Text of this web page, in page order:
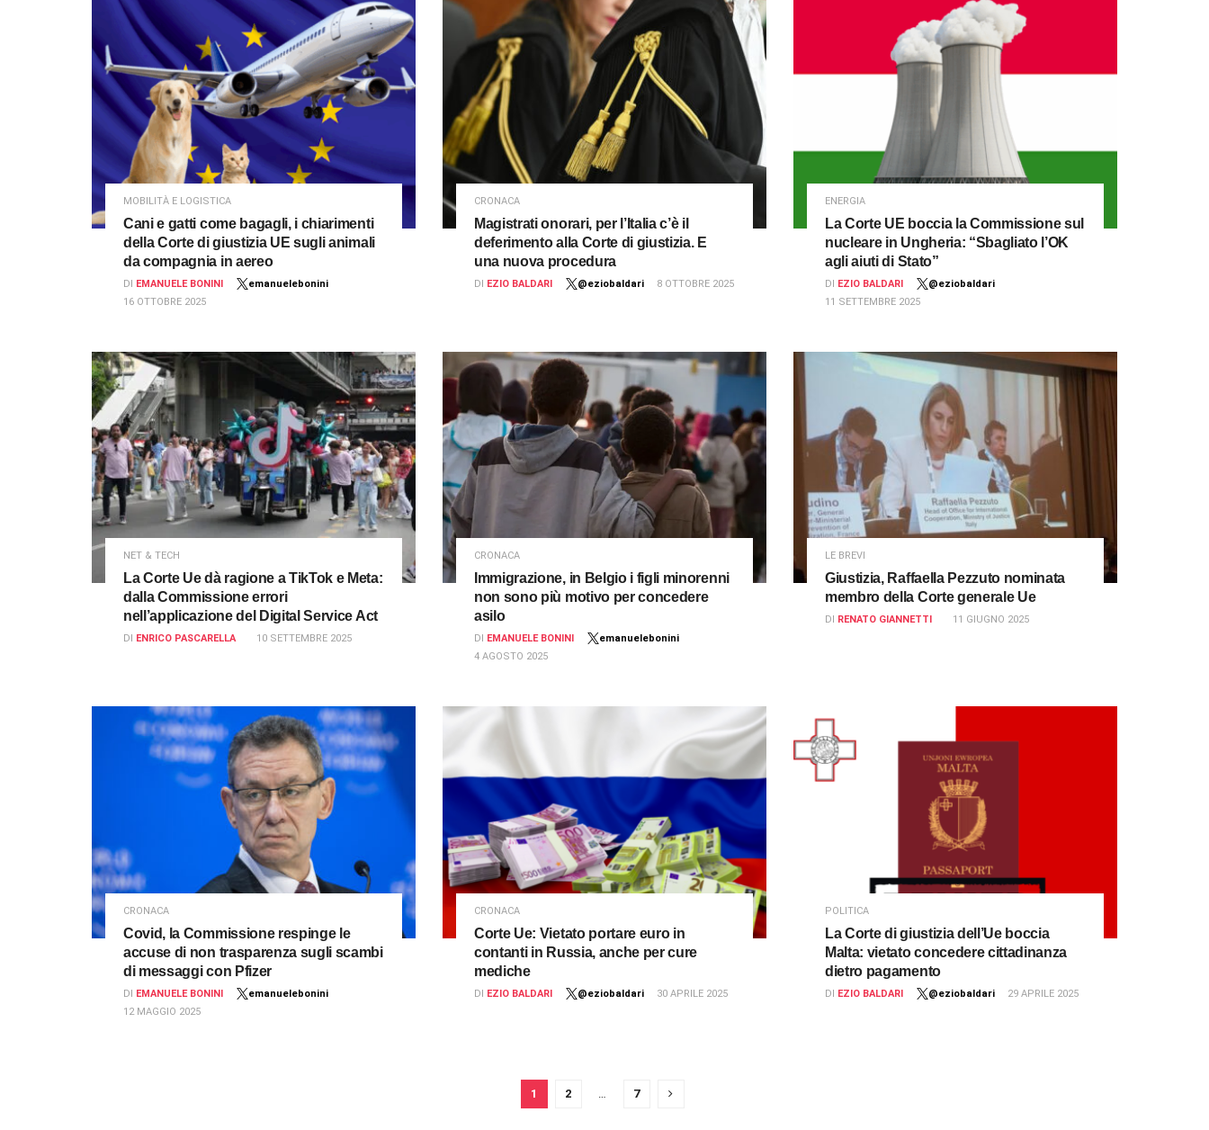
MOBILITÀ E LOGISTICA
Cani e gatti come bagagli, i chiarimenti
della Corte di giustizia UE sugli animali
da compagnia in aereo
DI EMANUELE BONINI
emanuelebonini
16 OTTOBRE 2025
CRONACA
Magistrati onorari, per l’Italia c’è il
deferimento alla Corte di giustizia. E
una nuova procedura
DI EZIO BALDARI @eziobaldari 8 OTTOBRE 2025
ENERGIA
La Corte UE boccia la Commissione sul
nucleare in Ungheria: “Sbagliato l’OK
agli aiuti di Stato”
DI EZIO BALDARI
@eziobaldari
11 SETTEMBRE 2025
NET & TECH
La Corte Ue dà ragione a TikTok e Meta:
dalla Commissione errori
nell’applicazione del Digital Service Act
DI ENRICO PASCARELLA 10 SETTEMBRE 2025
CRONACA
Immigrazione, in Belgio i figli minorenni
non sono più motivo per concedere
asilo
DI EMANUELE BONINI
emanuelebonini
4 AGOSTO 2025
LE BREVI
Giustizia, Raffaella Pezzuto nominata
membro della Corte generale Ue
DI RENATO GIANNETTI 11 GIUGNO 2025
CRONACA
Covid, la Commissione respinge le
accuse di non trasparenza sugli scambi
di messaggi con Pfizer
DI EMANUELE BONINI
emanuelebonini
12 MAGGIO 2025
CRONACA
Corte Ue: Vietato portare euro in
contanti in Russia, anche per cure
mediche
DI EZIO BALDARI @eziobaldari 30 APRILE 2025
POLITICA
La Corte di giustizia dell’Ue boccia
Malta: vietato concedere cittadinanza
dietro pagamento
DI EZIO BALDARI @eziobaldari 29 APRILE 2025
1 2 7